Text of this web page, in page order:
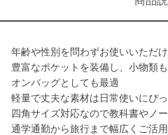
年齢や性別を問わずお使いいただ
豊富なポケットを装備し、小物類
オンバッグとしても最適
軽量で丈夫な素材は日常使いにぴ
四角サイズ対応なので教科書やノ
通学通勤から旅行まで幅広くご活